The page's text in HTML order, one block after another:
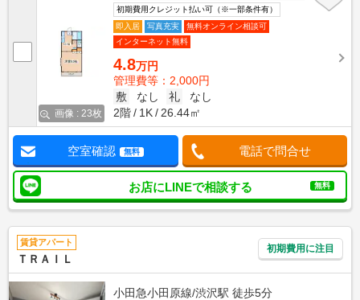
画像 : 23枚
初期費用クレジット払い可（※一部条件有）
即入居
写真充実
無料オンライン相談可
インターネット無料
4.8万円
管理費等：2,000円
敷
なし 礼
なし
2階
1K 26.44㎡
空室確認 無料 電話で問合せ
お店にLINEで相談する 無料
賃貸アパート
ＴＲＡＩＬ
初期費用に注目
小田急小田原線/渋沢駅 徒歩5分